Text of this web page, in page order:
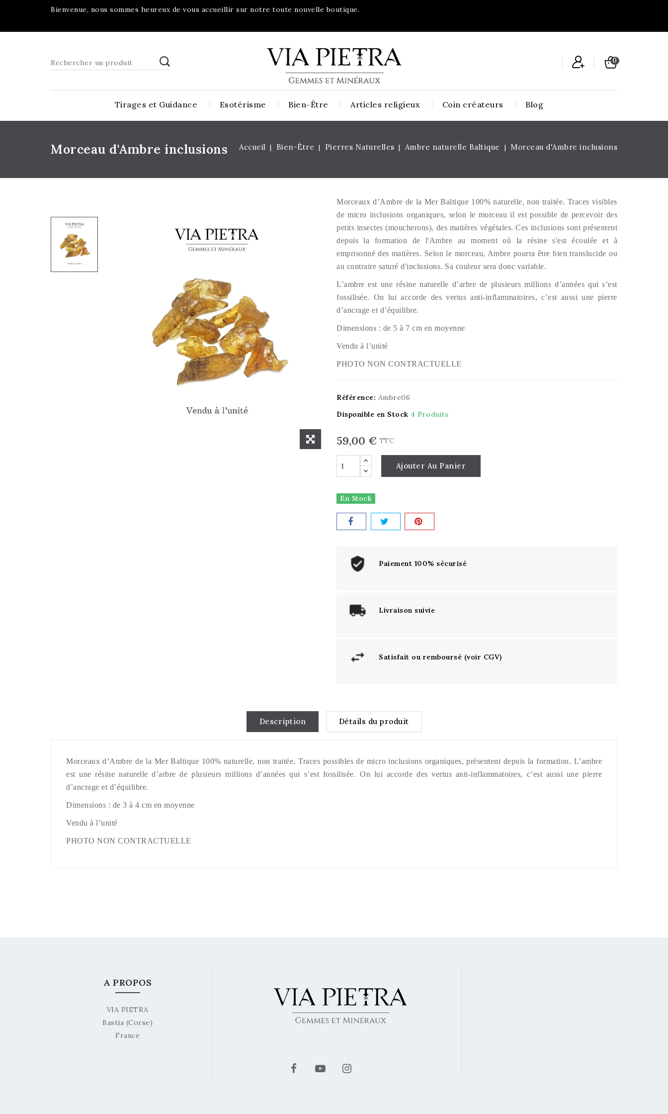
Bienvenue, nous sommes heureux de vous accueillir sur notre toute nouvelle boutique.
0
Tirages et Guidance Esotérisme Bien-Être Articles religieux Coin créateurs Blog
Morceau d'Ambre inclusions Accueil Bien-Être Pierres Naturelles Ambre naturelle Baltique Morceau d'Ambre inclusions
Morceaux d’Ambre de la Mer Baltique 100% naturelle, non traitée. Traces visibles
de micro inclusions organiques, selon le morceau il est possible de percevoir des
petits insectes (moucherons), des matières végétales. Ces inclusions sont présentent
depuis la formation de l'Ambre au moment où la résine s'est écoulée et à
emprisonné des matières. Selon le morceau, Ambre pourra être bien translucide ou
au contraire saturé d'inclusions. Sa couleur sera donc variable.
L’ambre est une résine naturelle d’arbre de plusieurs millions d’années qui s’est
fossilisée. On lui accorde des vertus anti-inflammatoires, c’est aussi une pierre
d’ancrage et d’équilibre.
Dimensions : de 5 à 7 cm en moyenne
Vendu à l’unité
PHOTO NON CONTRACTUELLE
Référence: Ambre06
Disponible en Stock 4 Produits
59,00 € TTC
Ajouter Au Panier
En Stock
Paiement 100% sécurisé
Livraison suivie
Satisfait ou remboursé (voir CGV)
Description Détails du produit
Morceaux d’Ambre de la Mer Baltique 100% naturelle, non traitée. Traces possibles de micro inclusions organiques, présentent depuis la formation. L’ambre
est une résine naturelle d’arbre de plusieurs millions d’années qui s’est fossilisée. On lui accorde des vertus anti-inflammatoires, c’est aussi une pierre
d’ancrage et d’équilibre.
Dimensions : de 3 à 4 cm en moyenne
Vendu à l’unité
PHOTO NON CONTRACTUELLE
A PROPOS
VIA PIETRA
Bastia (Corse)
France